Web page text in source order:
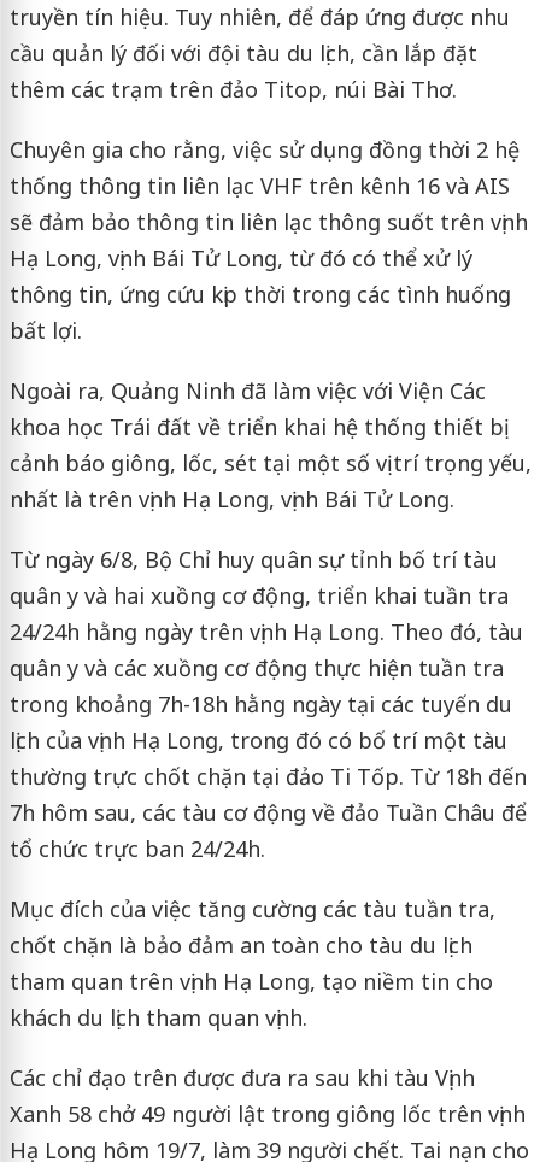
truyền tín hiệu. Tuy nhiên, để đáp ứng được nhu
cầu quản lý đối với đội tàu du lịch, cần lắp đặt
thêm các trạm trên đảo Titop, núi Bài Thơ.
Chuyên gia cho rằng, việc sử dụng đồng thời 2 hệ
thống thông tin liên lạc VHF trên kênh 16 và AIS
sẽ đảm bảo thông tin liên lạc thông suốt trên vịnh
Hạ Long, vịnh Bái Tử Long, từ đó có thể xử lý
thông tin, ứng cứu kịp thời trong các tình huống
bất lợi.
Ngoài ra, Quảng Ninh đã làm việc với Viện Các
khoa học Trái đất về triển khai hệ thống thiết bị
cảnh báo giông, lốc, sét tại một số vị trí trọng yếu,
nhất là trên vịnh Hạ Long, vịnh Bái Tử Long.
Từ ngày 6/8, Bộ Chỉ huy quân sự tỉnh bố trí tàu
quân y và hai xuồng cơ động, triển khai tuần tra
24/24h hằng ngày trên vịnh Hạ Long. Theo đó, tàu
quân y và các xuồng cơ động thực hiện tuần tra
trong khoảng 7h-18h hằng ngày tại các tuyến du
lịch của vịnh Hạ Long, trong đó có bố trí một tàu
thường trực chốt chặn tại đảo Ti Tốp. Từ 18h đến
7h hôm sau, các tàu cơ động về đảo Tuần Châu để
tổ chức trực ban 24/24h.
Mục đích của việc tăng cường các tàu tuần tra,
chốt chặn là bảo đảm an toàn cho tàu du lịch
tham quan trên vịnh Hạ Long, tạo niềm tin cho
khách du lịch tham quan vịnh.
Các chỉ đạo trên được đưa ra sau khi tàu Vịnh
Xanh 58 chở 49 người lật trong giông lốc trên vịnh
Hạ Long hôm 19/7, làm 39 người chết. Tai nạn cho